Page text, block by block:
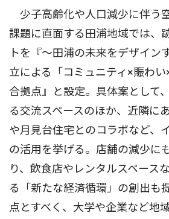
少子高齢化や人口減少に伴う
課題に直面する田浦地域では、
トを『〜田浦の未来をデザイン
立による「コミュニティ×賑わ
合拠点』と設定。具体案として
る交流スペースのほか、近隣に
や月見台住宅とのコラボなど、
の活用を挙げる。店舗の減少に
り、飲食店やレンタルスペース
る「新たな経済循環」の創出も
点とすべく、大学や企業など地